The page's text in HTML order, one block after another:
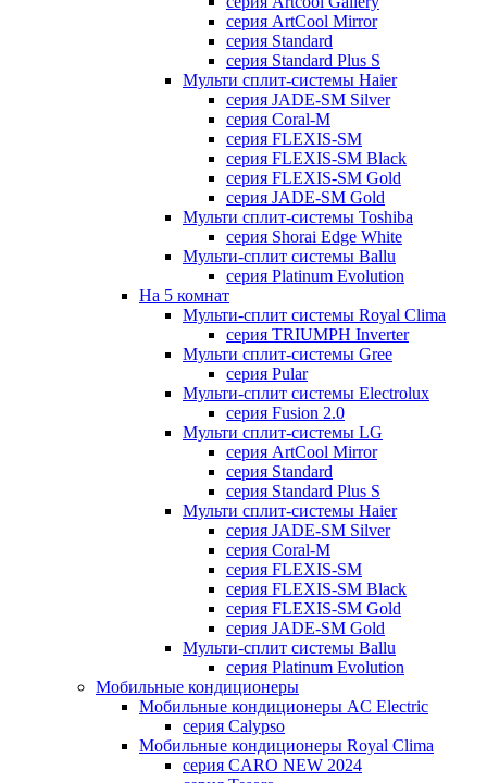
серия ArtCool Mirror
серия Standard
серия Standard Plus S
Мульти сплит-системы Haier
серия JADE-SM Silver
серия Coral-M
серия FLEXIS-SM
серия FLEXIS-SM Black
серия FLEXIS-SM Gold
серия JADE-SM Gold
Мульти сплит-системы Toshiba
серия Shorai Edge White
Мульти-сплит системы Ballu
серия Platinum Evolution
На 5 комнат
Мульти-сплит системы Royal Clima
серия TRIUMPH Inverter
Мульти сплит-системы Gree
серия Pular
Мульти-сплит системы Electrolux
серия Fusion 2.0
Мульти сплит-системы LG
серия ArtCool Mirror
серия Standard
серия Standard Plus S
Мульти сплит-системы Haier
серия JADE-SM Silver
серия Coral-M
серия FLEXIS-SM
серия FLEXIS-SM Black
серия FLEXIS-SM Gold
серия JADE-SM Gold
Мульти-сплит системы Ballu
серия Platinum Evolution
Мобильные кондиционеры
Мобильные кондиционеры AC Electric
серия Calypso
Мобильные кондиционеры Royal Clima
серия CARO NEW 2024